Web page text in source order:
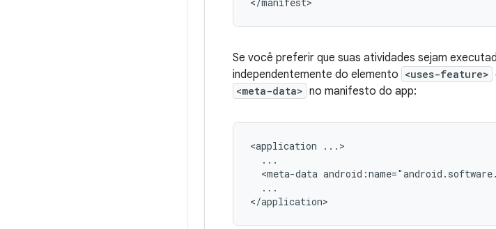
Se você preferir que suas atividades sejam
independentemente do elemento <uses-feature>
<meta-data> no manifesto do app:
<application
<meta-data
...